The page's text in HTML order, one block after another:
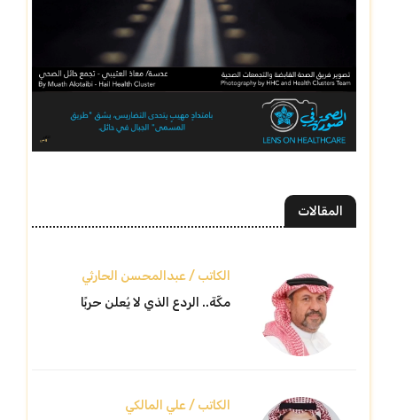
المقالات
الكاتب / عبدالمحسن الحارثي
مكّة.. الردع الذي لا يُعلن حربًا
الكاتب / علي المالكي